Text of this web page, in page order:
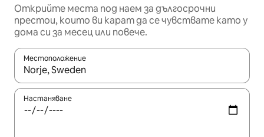
Открийте места под наем за дългосрочни
престои, които ви карат да се чувствате като у
дома си за месец или повече.
Местоположение
Когато резултатите се покажат, използвайте
Настаняване